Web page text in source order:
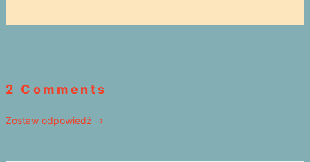
2 Comments
Zostaw odpowiedź →